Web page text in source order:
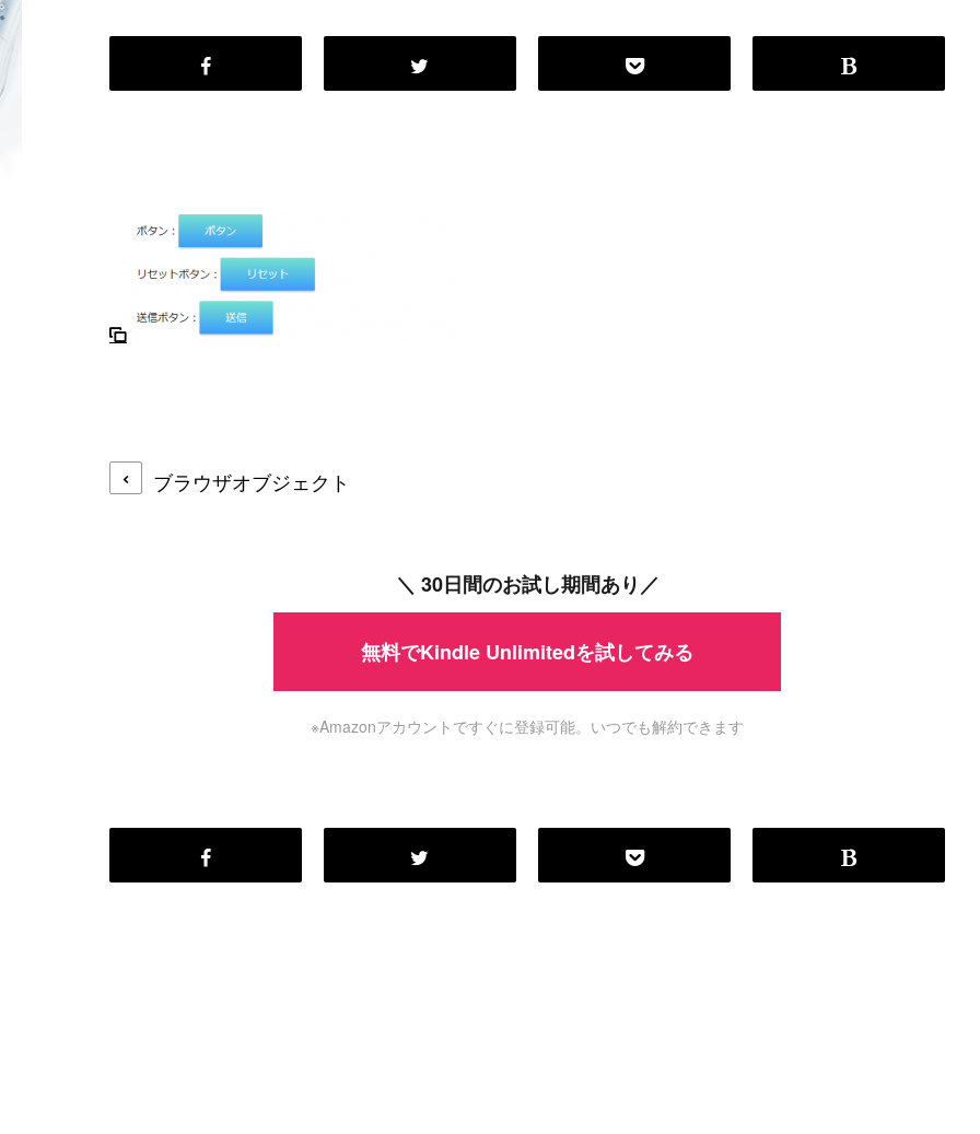
ブラウザオブジェクト
＼ 30日間のお試し期間あり／
無料でKindle Unlimitedを試してみる
※Amazonアカウントですぐに登録可能。いつでも解約できます